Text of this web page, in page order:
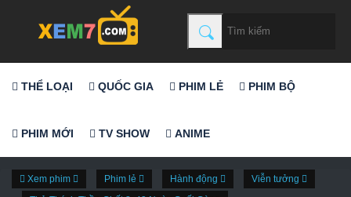
THỂ LOẠI QUỐC GIA PHIM LẺ PHIM BỘ
PHIM MỚI TV SHOW ANIME
Xem phim Phim lẻ Hành động
Viễn tưởng